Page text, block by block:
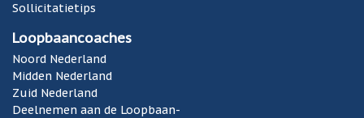
Sollicitatietips
Loopbaancoaches
Noord Nederland
Midden Nederland
Zuid Nederland
Deelnemen aan de Loopbaan-